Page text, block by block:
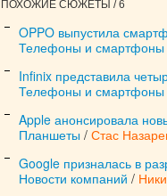
ПОХОЖИЕ СЮЖЕТЫ / 6
OPPO выпустила
Телефоны и смартфоны
Infinix представила
Телефоны и смартфоны
Apple анонсировала
Планшеты / Стас
Google призналась в
Новости компаний /